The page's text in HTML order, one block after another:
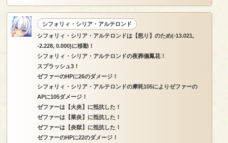
シフォリィ・シリア・アルテロンド
シフォリィ・シリア・アルテロンドは【怒り】のため(-13.021,
-2.228, 0.000)に移動！
シフォリィ・シリア・アルテロンドの夜葬儀鳳花！
スプラッシュ3！
ゼファーのHPに26のダメージ！
シフォリィ・シリア・アルテロンドの摩耗105によりゼファーの
APに105ダメージ！
ゼファーは【火炎】に抵抗した！
ゼファーは【業炎】に抵抗した！
ゼファーは【炎獄】に抵抗した！
ゼファーのHPに22のダメージ！